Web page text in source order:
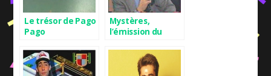
Le trésor de Pago
Pago
Mystères,
l’émission du